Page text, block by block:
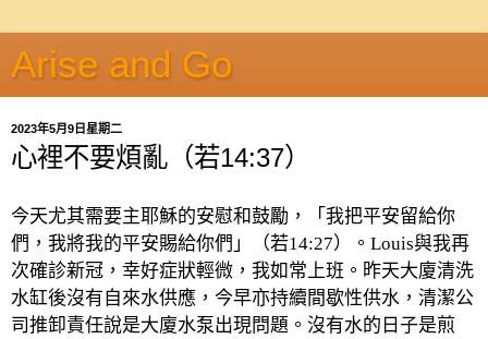
Arise and Go
2023年5月9日星期二
心裡不要煩亂（若14:37）
今天尤其需要主耶穌的安慰和鼓勵，「我把平安留給你
們，我將我的平安賜給你們」（若14:27）。 Louis與我再
次確診新冠，幸好症狀輕微，我如常上班。昨天大廈清洗
水缸後沒有自來水供應，今早亦持續間歇性供水，清潔公
司推卸責任說是大廈水泵出現問題。沒有水的日子是煎